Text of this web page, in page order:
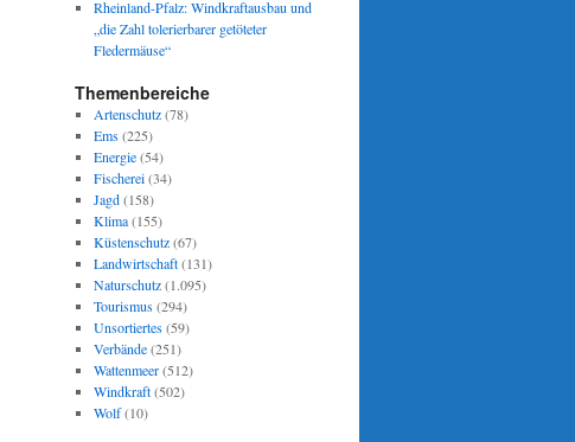
Rheinland-Pfalz: Windkraftausbau und
„die Zahl tolerierbarer getöteter
Fledermäuse“
Themenbereiche
Artenschutz(78)
Ems(225)
Energie(54)
Fischerei(34)
Jagd(158)
Klima(155)
Küstenschutz(67)
Landwirtschaft(131)
Naturschutz(1.095)
Tourismus(294)
Unsortiertes(59)
Verbände(251)
Wattenmeer(512)
Windkraft(502)
Wolf(10)